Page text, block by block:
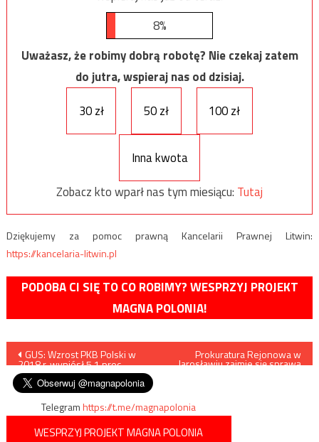
8%
Uważasz, że robimy dobrą robotę? Nie czekaj zatem
do jutra, wspieraj nas od dzisiaj.
30 zł
50 zł 100 zł
Inna kwota
Zobacz kto wparł nas tym miesiącu: Tutaj
Dziękujemy za pomoc prawną Kancelarii Prawnej Litwin:
https://kancelaria-litwin.pl
PODOBA CI SIĘ TO CO ROBIMY? WESPRZYJ PROJEKT
MAGNA POLONIA!
Nawigacja
wpisu
GUS: Wzrost PKB Polski w
2018 r. wyniósł 5,1 proc.
Prokuratura Rejonowa w
Jarosławiu zajmie się sprawą
Telegramhttps://t.me/magnapolonia
WESPRZYJ PROJEKT MAGNA POLONIA